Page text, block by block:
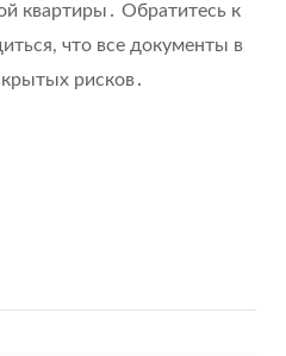
квартиры․ Обратитесь к
что все документы в
рисков․